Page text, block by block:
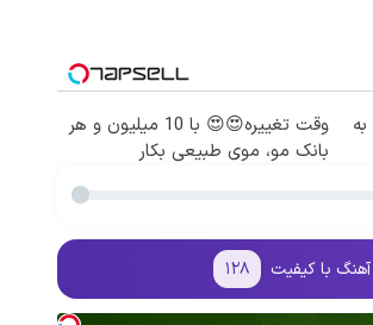
وقت تغییره😍😍 با 10 میلیون و هر
بانک مو، موی طبیعی بکار
آهنگ با کیفیت ۱۲۸